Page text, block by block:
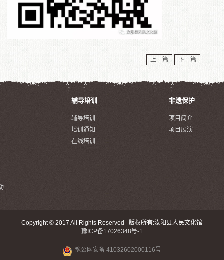
上一篇 下一篇
辅导培训
辅导培训
培训通知
在线培训
非遗保护
项目简介
项目展演
Copyright © 2017 All Rights Reserved 版权所有:汝阳县人民文化馆
豫ICP备17026348号-1
豫公网安备 41032602000116号